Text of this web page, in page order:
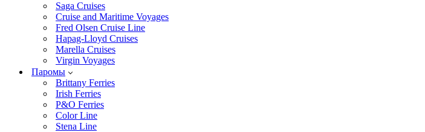
Saga Cruises
Cruise and Maritime Voyages
Fred Olsen Cruise Line
Hapag-Lloyd Cruises
Marella Cruises
Virgin Voyages
Паромы
Brittany Ferries
Irish Ferries
P&O Ferries
Color Line
Stena Line